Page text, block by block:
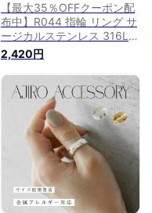
【最大35％OFFクーポン配
布中】R044 指輪 リング サ
ージカルステンレス 316L V
字 ジルコニア 幅広 ゴール
ド キラキラ 高見え 高級感
上品 シンプル おしゃれ レ
ディース 女性 金属アレルギ
ー対応 ギフト プレゼント
accessory
2,420円